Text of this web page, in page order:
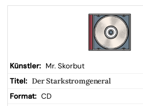
Mr. Skorbut
Der Starkstromgeneral
CD